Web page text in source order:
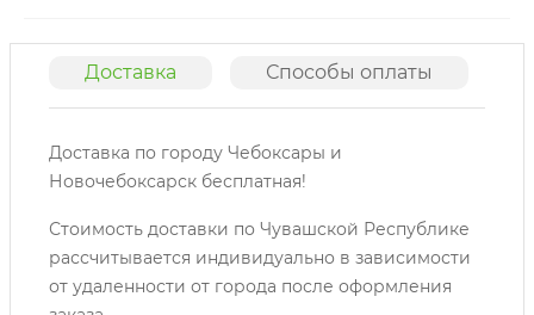
Доставка Способы оплаты
Доставка по городу Чебоксары и
Новочебоксарск бесплатная!
Стоимость доставки по Чувашской Республике
рассчитывается индивидуально в зависимости
от удаленности от города после оформления